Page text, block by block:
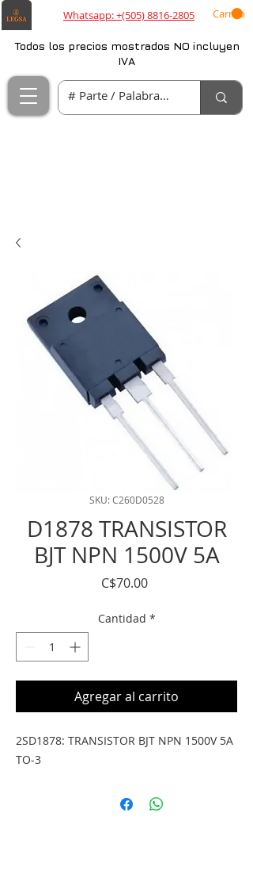
Whatsapp: +(505) 8816-2805 Carrito
Todos los precios mostrados NO incluyen
IVA
SKU: C260D0528
D1878 TRANSISTOR
BJT NPN 1500V 5A
C$70.00Precio
Cantidad *
Agregar al carrito
2SD1878: TRANSISTOR BJT NPN 1500V 5A
TO-3